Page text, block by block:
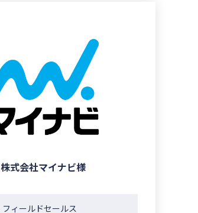
株式会社マイナビ様
フィールドセールス